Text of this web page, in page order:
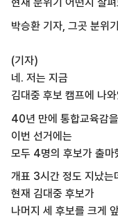
박승환 기자, 그곳 분위
(기자)
네. 저는 지금
김대중 후보 캠프에 나
40년 만에 통합교육감
이번 선거에는
모두 4명의 후보가 출마
개표 3시간 정도 지났는
현재 김대중 후보가
나머지 세 후보를 크게